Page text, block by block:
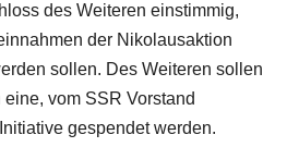
des Weiteren einstimmig,
der Nikolausaktion
sollen. Des Weiteren sollen
vom SSR Vorstand
gespendet werden.